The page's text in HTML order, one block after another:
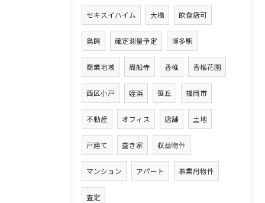
セキスイハイム 大橋 飲食店可
鳥飼 確定測量予定 博多駅
商業地域 周船寺 香椎 香椎花園
西区小戸 姪浜 笹丘 福岡市
不動産 オフィス 店舗 土地
戸建て 空き家 収益物件
マンション アパート 事業用物件
査定